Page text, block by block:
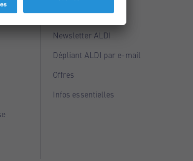
Points ALDI
Newsletter ALDI
Dépliant ALDI par e-mail
Offres
Infos essentielles